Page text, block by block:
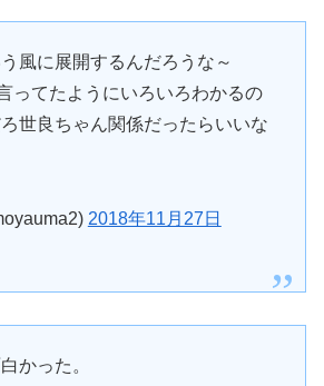
風に展開するんだろうな～
ってたようにいろいろわかるの
世良ちゃん関係だったらいいな
2018年11月27日
かった。